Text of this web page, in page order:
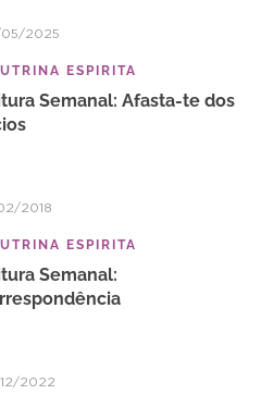
2025
ESPIRITA
Semanal: Afasta-te dos
2018
ESPIRITA
Semanal:
2022